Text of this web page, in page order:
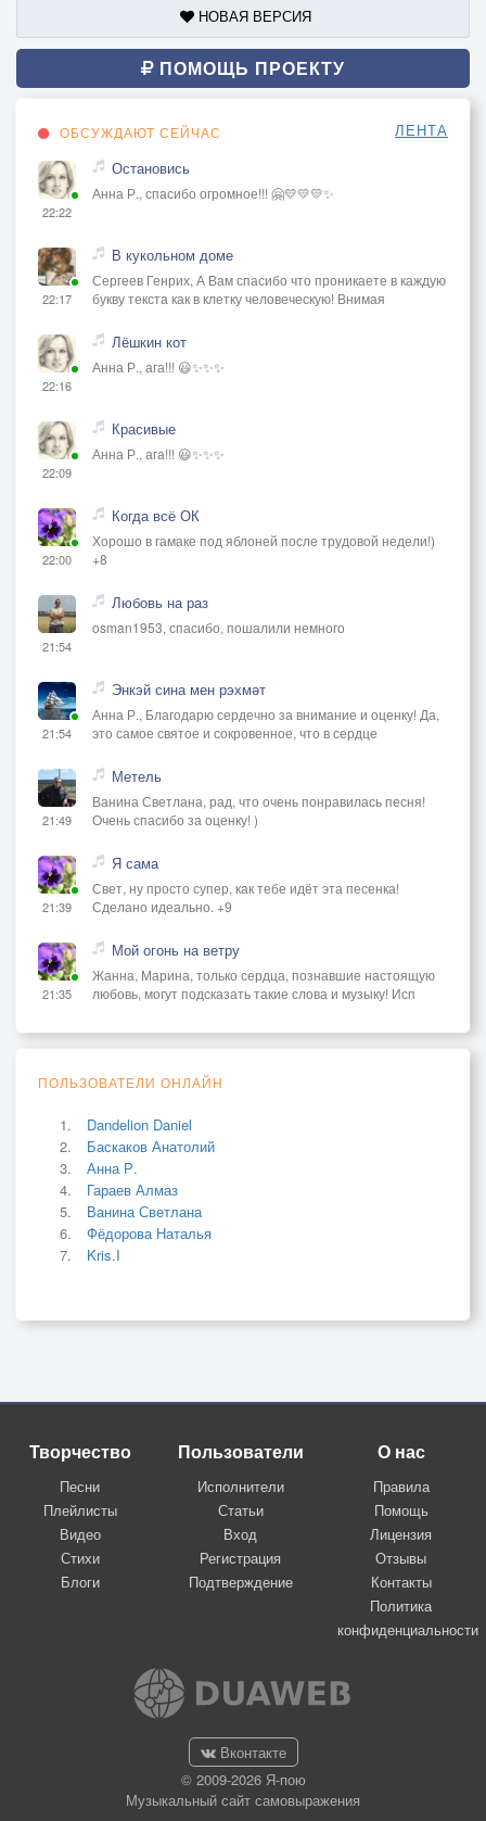
НОВАЯ ВЕРСИЯ
ПОМОЩЬ ПРОЕКТУ
ОБСУЖДАЮТ СЕЙЧАС ЛЕНТА
22:22
Остановись
Анна Р., спасибо огромное!!! 🤗💛💛💛✨
22:17
В кукольном доме
Сергеев Генрих, А Вам спасибо что проникаете в каждую
букву текста как в клетку человеческую! Внимая
22:16
Лёшкин кот
Анна Р., ага!!! 😃✨✨✨
22:09
Красивые
Анна Р., ага!!! 😃✨✨✨
22:00
Когда всё ОК
Хорошо в гамаке под яблоней после трудовой недели!)
+8
21:54
Любовь на раз
osman1953, спасибо, пошалили немного
21:54
Энкэй сина мен рэхмәт
Анна Р., Благодарю сердечно за внимание и оценку! Да,
это самое святое и сокровенное, что в сердце
21:49
Метель
Ванина Светлана, рад, что очень понравилась песня!
Очень спасибо за оценку! )
21:39
Я сама
Свет, ну просто супер, как тебе идёт эта песенка!
Сделано идеально. +9
21:35
Мой огонь на ветру
Жанна, Марина, только сердца, познавшие настоящую
любовь, могут подсказать такие слова и музыку! Исп
ПОЛЬЗОВАТЕЛИ ОНЛАЙН
Dandelion Daniel
Баскаков Анатолий
Анна Р.
Гараев Алмаз
Ванина Светлана
Фёдорова Наталья
Kris.I
Творчество
Песни
Плейлисты
Видео
Стихи
Блоги
Пользователи
Исполнители
Статьи
Вход
Регистрация
Подтверждение
О нас
Правила
Помощь
Лицензия
Отзывы
Контакты
Политика
конфиденциальности
Вконтакте
© 2009-2026 Я-пою
Музыкальный сайт самовыражения